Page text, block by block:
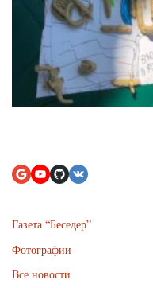
Газета “Беседер”
Фотографии
Все новости